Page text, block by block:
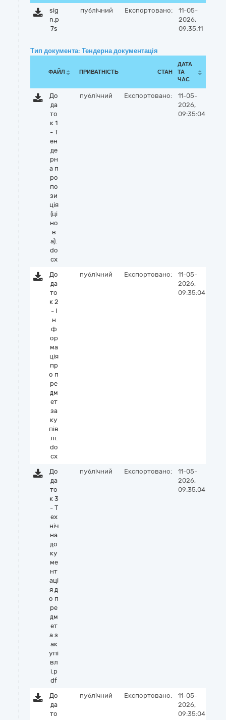
sig
n.p
7s
публічний Експортовано:
11-05-
2026,
09:35:11
Тип документа: Тендерна документація
ФАЙЛ ПРИВАТНІСТЬ СТАН
ДАТА
ТА
ЧАС
До
да
то
к 1
- Т
ен
де
рн
а п
ро
по
зи
ція
(ці
но
в
а).
do
cx
публічний Експортовано:
11-05-
2026,
09:35:04
До
да
то
к 2
- І
н
ф
ор
ма
ція
пр
о п
ре
дм
ет
за
ку
пів
лі.
do
cx
публічний Експортовано:
11-05-
2026,
09:35:04
До
да
то
к 3
- Т
ех
ніч
на
до
ку
ме
нт
аці
я д
о п
ре
дм
ет
а з
ак
упі
вл
і.p
df
публічний Експортовано:
11-05-
2026,
09:35:04
До
да
то
публічний Експортовано:
11-05-
2026,
09:35:04